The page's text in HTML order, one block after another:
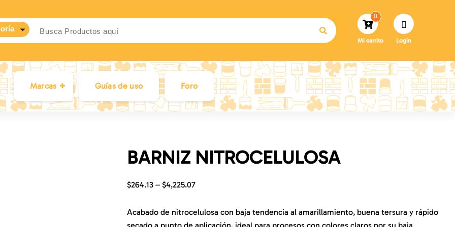
0
Mi carrito Login
Marcas Guías de uso Foro
BARNIZ NITROCELULOSA
$264.13 –$4,225.07
Acabado de nitrocelulosa con baja tendencia al amarillamiento, buena tersura y rápido